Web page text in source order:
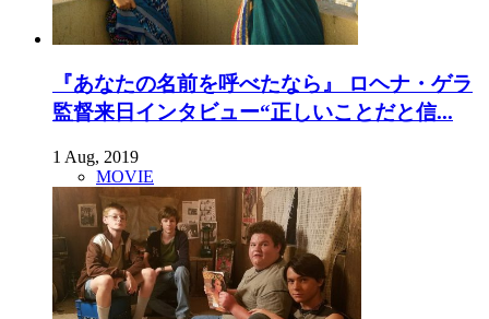
『あなたの名前を呼べたなら』 ロヘナ・ゲラ
監督来日インタビュー“正しいことだと信...
1 Aug, 2019
MOVIE